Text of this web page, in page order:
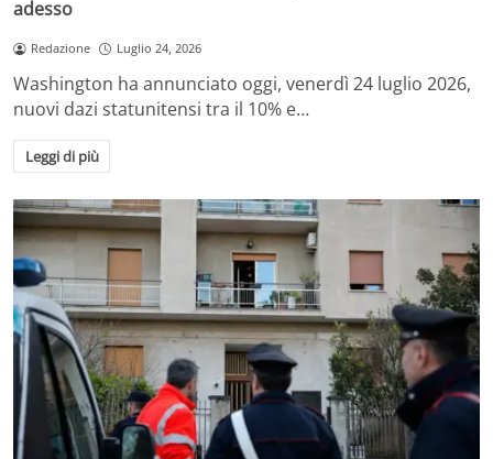
adesso
Redazione Luglio 24, 2026
Washington ha annunciato oggi, venerdì 24 luglio 2026,
nuovi dazi statunitensi tra il 10% e…
Leggi di più